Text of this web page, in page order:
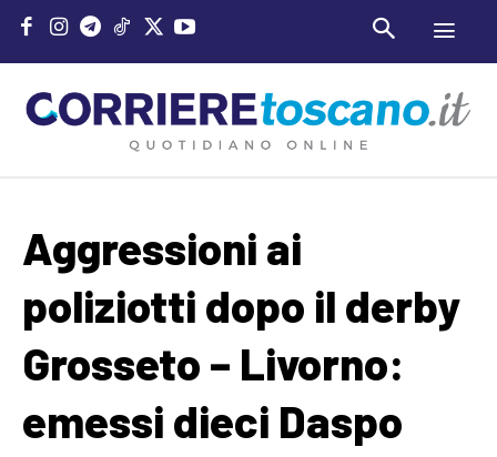
Aggressioni ai
poliziotti dopo il derby
Grosseto – Livorno:
emessi dieci Daspo